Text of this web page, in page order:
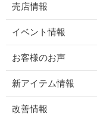
売店情報
イベント情報
お客様のお声
新アイテム情報
改善情報